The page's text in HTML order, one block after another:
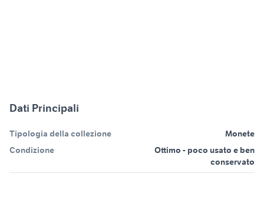
Dati Principali
Tipologia della collezione
Monete
Condizione
Ottimo - poco usato e ben
conservato